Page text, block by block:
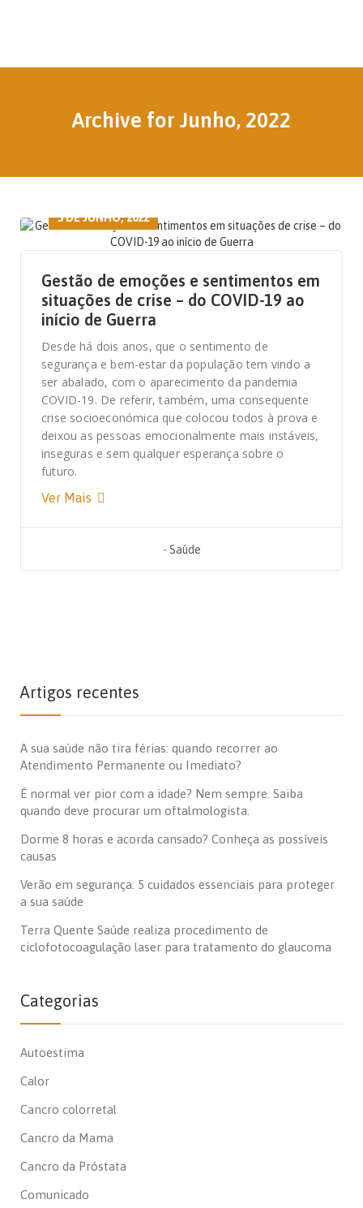
Archive for Junho, 2022
5 DE JUNHO, 2022
Gestão de emoções e sentimentos em
situações de crise – do COVID-19 ao
início de Guerra
Desde há dois anos, que o sentimento de
segurança e bem-estar da população tem vindo a
ser abalado, com o aparecimento da pandemia
COVID-19. De referir, também, uma consequente
crise socioeconómica que colocou todos à prova e
deixou as pessoas emocionalmente mais instáveis,
inseguras e sem qualquer esperança sobre o
futuro.
Ver Mais
- Saúde
Artigos recentes
A sua saúde não tira férias: quando recorrer ao
Atendimento Permanente ou Imediato?
É normal ver pior com a idade? Nem sempre. Saiba
quando deve procurar um oftalmologista.
Dorme 8 horas e acorda cansado? Conheça as possíveis
causas
Verão em segurança: 5 cuidados essenciais para proteger
a sua saúde
Terra Quente Saúde realiza procedimento de
ciclofotocoagulação laser para tratamento do glaucoma
Categorias
Autoestima
Calor
Cancro colorretal
Cancro da Mama
Cancro da Próstata
Comunicado